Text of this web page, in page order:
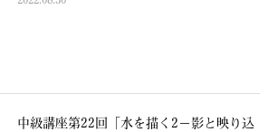
中級講座第22回「水を描く2−影と映り込